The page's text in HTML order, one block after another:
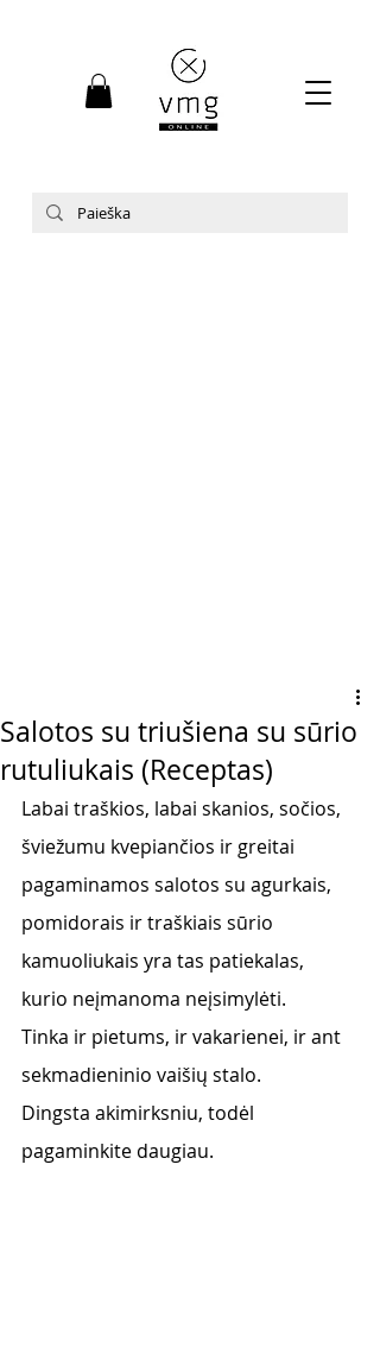
Salotos su triušiena su sūrio
rutuliukais (Receptas)
Labai traškios, labai skanios, sočios,
šviežumu kvepiančios ir greitai
pagaminamos salotos su agurkais,
pomidorais ir traškiais sūrio
kamuoliukais yra tas patiekalas,
kurio neįmanoma neįsimylėti.
Tinka ir pietums, ir vakarienei, ir ant
sekmadieninio vaišių stalo.
Dingsta akimirksniu, todėl
pagaminkite daugiau.